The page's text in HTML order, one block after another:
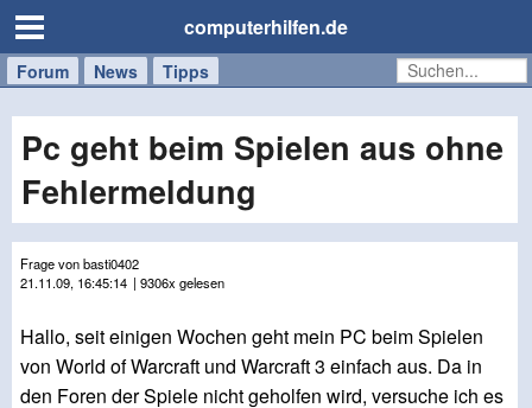
computerhilfen.de
Forum News Tipps
Handy
Tablet
Windows
Mac
Pc geht beim Spielen aus ohne
Fehlermeldung
Frage von basti0402
21.11.09, 16:45:14 | 9306x gelesen
Hallo, seit einigen Wochen geht mein PC beim Spielen
von World of Warcraft und Warcraft 3 einfach aus. Da in
den Foren der Spiele nicht geholfen wird, versuche ich es